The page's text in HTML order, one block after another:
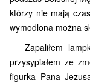
którzy nie mają
wymodlona można
Zapaliłem
przysypiałem ze
figurka Pana